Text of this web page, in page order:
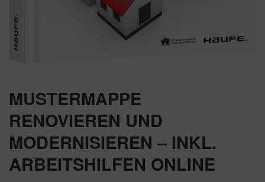
MUSTERMAPPE
RENOVIEREN UND
MODERNISIEREN – INKL.
ARBEITSHILFEN ONLINE